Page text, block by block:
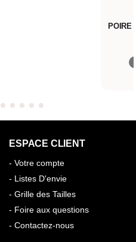
POIRE
ESPACE CLIENT
- Votre compte
- Listes D'envie
- Grille des Tailles
- Foire aux questions
- Contactez-nous